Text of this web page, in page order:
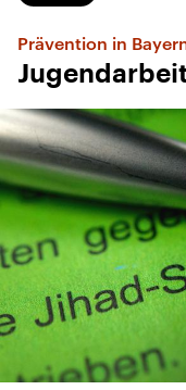
Prävention in